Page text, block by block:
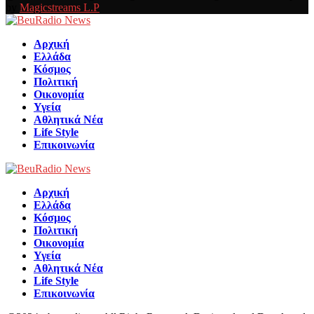
Magicstreams L.P
Αρχική
Ελλάδα
Κόσμος
Πολιτική
Οικονομία
Υγεία
Αθλητικά Νέα
Life Style
Επικοινωνία
Αρχική
Ελλάδα
Κόσμος
Πολιτική
Οικονομία
Υγεία
Αθλητικά Νέα
Life Style
Επικοινωνία